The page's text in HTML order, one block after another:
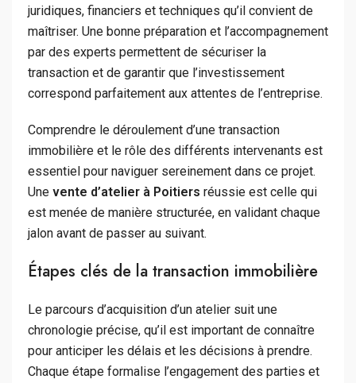
juridiques, financiers et techniques qu’il convient de
maîtriser. Une bonne préparation et l’accompagnement
par des experts permettent de sécuriser la
transaction et de garantir que l’investissement
correspond parfaitement aux attentes de l’entreprise.
Comprendre le déroulement d’une transaction
immobilière et le rôle des différents intervenants est
essentiel pour naviguer sereinement dans ce projet.
Une vente d’atelier à Poitiers réussie est celle qui
est menée de manière structurée, en validant chaque
jalon avant de passer au suivant.
Étapes clés de la transaction immobilière
Le parcours d’acquisition d’un atelier suit une
chronologie précise, qu’il est important de connaître
pour anticiper les délais et les décisions à prendre.
Chaque étape formalise l’engagement des parties et